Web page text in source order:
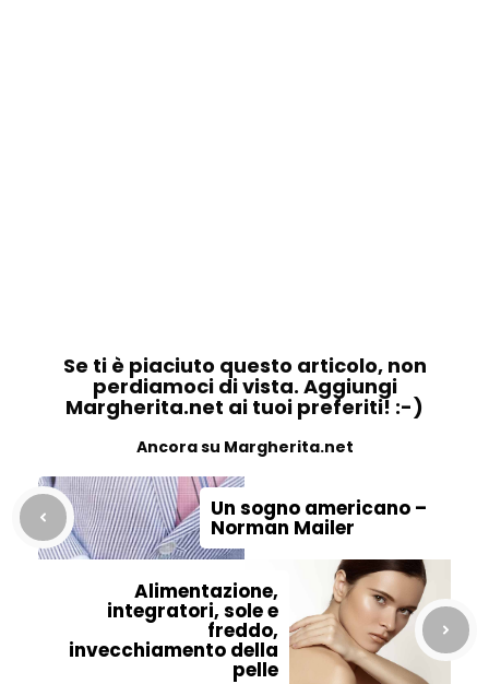
Se ti è piaciuto questo articolo, non
perdiamoci di vista. Aggiungi
Margherita.net ai tuoi preferiti! :-)
Ancora su Margherita.net
Un sogno americano –
Norman Mailer
Alimentazione,
integratori, sole e
freddo,
invecchiamento della
pelle